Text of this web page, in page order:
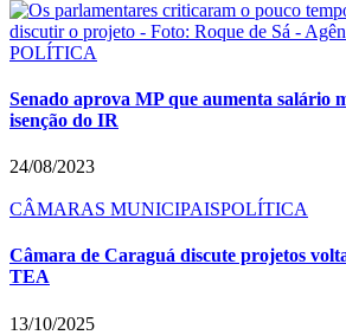
POLÍTICA
Senado aprova MP que aumenta salário
isenção do IR
24/08/2023
CÂMARAS MUNICIPAISPOLÍTICA
Câmara de Caraguá discute projetos
TEA
13/10/2025